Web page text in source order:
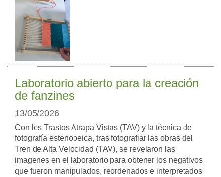
Laboratorio abierto para la creación
de fanzines
13/05/2026
Con los Trastos Atrapa Vistas (TAV) y la técnica de
fotografía estenopeica, tras fotografiar las obras del
Tren de Alta Velocidad (TAV), se revelaron las
imagenes en el laboratorio para obtener los negativos
que fueron manipulados, reordenados e interpretados